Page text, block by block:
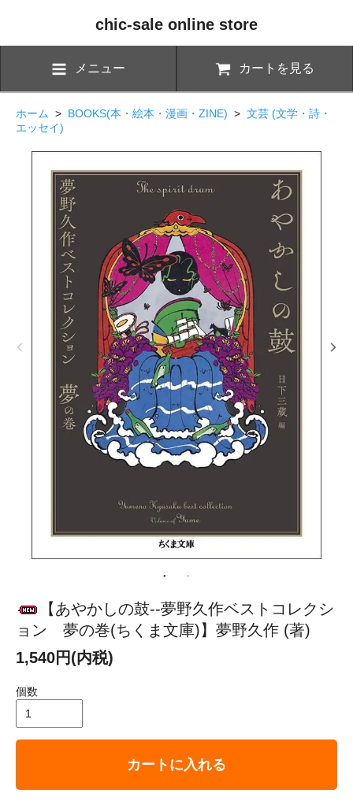
chic-sale online store
メニュー カートを見る
ホーム > BOOKS(本・絵本・漫画・ZINE) > 文芸 (文学・詩・
エッセイ)
【あやかしの鼓--夢野久作ベストコレクシ
ョン 夢の巻(ちくま文庫)】夢野久作 (著)
1,540円(内税)
個数
カートに入れる